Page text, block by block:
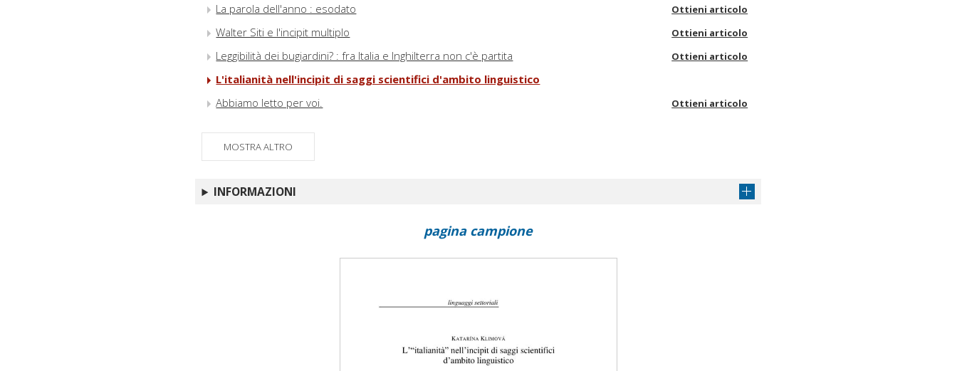
La parola dell'anno : esodato Ottieni articolo
Walter Siti e l'incipit multiplo Ottieni articolo
Leggibilità dei bugiardini? : fra Italia e Inghilterra non c'è partita Ottieni articolo
L'italianità nell'incipit di saggi scientifici d'ambito linguistico
Abbiamo letto per voi.
Ottieni articolo
MOSTRA ALTRO
INFORMAZIONI
pagina campione